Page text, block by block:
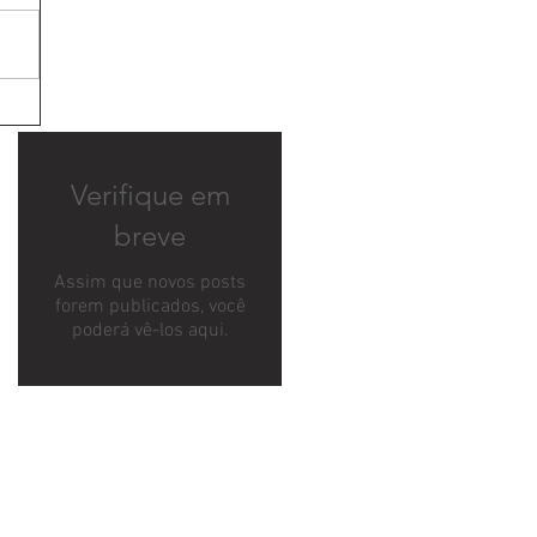
Verifique em
breve
Assim que novos posts
forem publicados, você
poderá vê-los aqui.